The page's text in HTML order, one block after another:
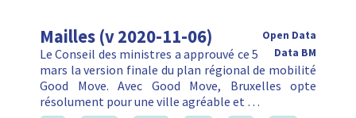
Mailles (v 2020-11-06)
Open Data
Data BM
Le Conseil des ministres a approuvé ce 5
mars la version finale du plan régional de mobilité
Good Move. Avec Good Move, Bruxelles opte
résolument pour une ville agréable et …